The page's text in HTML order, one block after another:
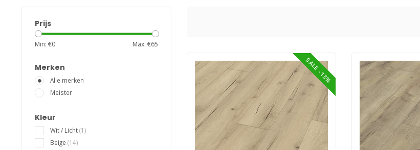
Prijs
Min: €0 Max: €65
Merken
Alle merken
Meister
Kleur
Wit / Licht(1)
Beige (14)
SALE -13%